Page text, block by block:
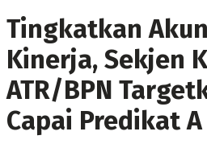
Tingkatkan
Kinerja, Sekjen
ATR/BPN
Capai Predikat A